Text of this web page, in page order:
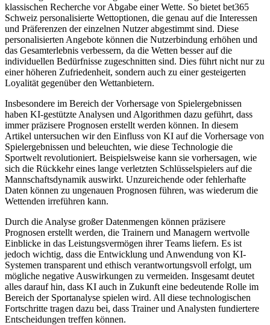
klassischen Recherche vor Abgabe einer Wette. So bietet bet365
Schweiz personalisierte Wettoptionen, die genau auf die Interessen
und Präferenzen der einzelnen Nutzer abgestimmt sind. Diese
personalisierten Angebote können die Nutzerbindung erhöhen und
das Gesamterlebnis verbessern, da die Wetten besser auf die
individuellen Bedürfnisse zugeschnitten sind. Dies führt nicht nur zu
einer höheren Zufriedenheit, sondern auch zu einer gesteigerten
Loyalität gegenüber den Wettanbietern.
Insbesondere im Bereich ‍der‍ Vorhersage⁢ von Spielergebnissen
haben KI-gestützte Analysen und Algorithmen dazu geführt, dass
immer präzisere Prognosen erstellt werden können. In diesem
Artikel⁢ untersuchen wir ​den Einfluss von KI⁤ auf die Vorhersage von
Spielergebnissen und beleuchten, wie diese Technologie die
Sportwelt revolutioniert. Beispielsweise kann sie vorhersagen, wie
sich die Rückkehr eines lange verletzten Schlüsselspielers auf die
Mannschaftsdynamik auswirkt. Unzureichende oder fehlerhafte
Daten können zu ungenauen Prognosen führen, was wiederum die
Wettenden irreführen kann.
Durch die ​Analyse großer Datenmengen können ‍präzisere
Prognosen erstellt werden, die Trainern und⁢ Managern wertvolle
Einblicke ‍in‌ das Leistungsvermögen ihrer Teams liefern. ⁣Es ist
jedoch wichtig,⁤ dass die Entwicklung und Anwendung von KI-
Systemen transparent und ethisch verantwortungsvoll⁣ erfolgt,‍ um
mögliche⁤ negative Auswirkungen zu vermeiden. ⁢Insgesamt‍ deutet
alles darauf hin, dass KI auch in Zukunft eine bedeutende Rolle im‍
Bereich der Sportanalyse spielen wird. All diese technologischen‌
Fortschritte tragen dazu ⁣bei, dass Trainer und⁢ Analysten ⁤fundiertere
Entscheidungen‍ treffen können.